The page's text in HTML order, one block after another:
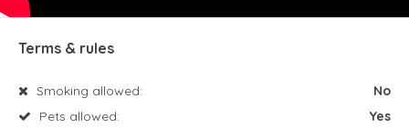
Terms & rules
Smoking allowed:
No
Pets allowed:
Yes